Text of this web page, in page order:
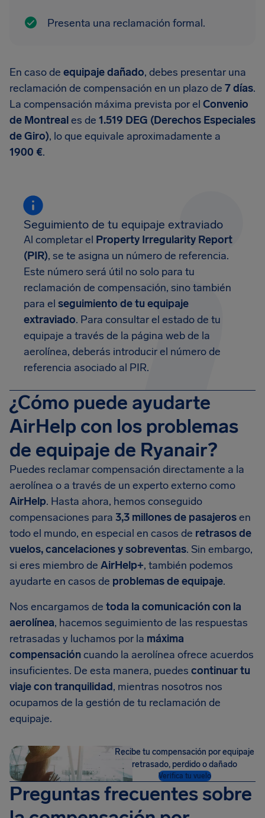
Presenta una reclamación formal.
En caso de equipaje dañado, debes presentar una
reclamación de compensación en un plazo de 7 días.
La compensación máxima prevista por el Convenio
de Montreales de 1.519 DEG (Derechos Especiales
de Giro), lo que equivale aproximadamente a
1900 €.
Seguimiento de tu equipaje extraviado
Al completar el Property Irregularity Report
(PIR), se te asigna un número de referencia.
Este número será útil no solo para tu
reclamación de compensación, sino también
para el seguimiento de tu equipaje
extraviado. Para consultar el estado de tu
equipaje a través de la página web de la
aerolínea, deberás introducir el número de
referencia asociado al PIR.
¿Cómo puede ayudarte
AirHelp con los problemas
de equipaje de Ryanair?
Puedes reclamar compensación directamente a la
aerolínea o a través de un experto externo como
AirHelp. Hasta ahora, hemos conseguido
compensaciones para 3,3 millones de pasajerosen
todo el mundo, en especial en casos de retrasos de
vuelos, cancelaciones y sobreventas. Sin embargo,
si eres miembro de AirHelp+, también podemos
ayudarte en casos de problemas de equipaje.
Nos encargamos de toda la comunicación con la
aerolínea, hacemos seguimiento de las respuestas
retrasadas y luchamos por la máxima
compensacióncuando la aerolínea ofrece acuerdos
insuficientes. De esta manera, puedes continuar tu
viaje con tranquilidad, mientras nosotros nos
ocupamos de la gestión de tu reclamación de
equipaje.
Recibe tu compensación por equipaje
retrasado, perdido o dañado
Verifica tu vuelo
Preguntas frecuentes sobre